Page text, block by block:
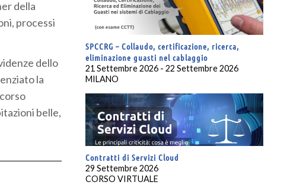
della
processi
dello
la
belle,
SPCCRG – Collaudo, certificazione, ricerca,
eliminazione guasti nel cablaggio
21 Settembre 2026 - 22 Settembre 2026
MILANO
Contratti di Servizi Cloud
29 Settembre 2026
CORSO VIRTUALE